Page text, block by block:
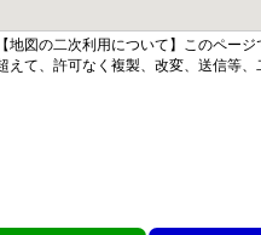
【地図の二次利用について】このペー
えて、許可なく複製、改変、送信等